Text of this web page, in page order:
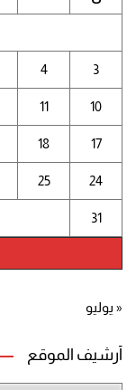
3
4
10
11
17
18
24
25
31
« يوليو
أرشيف الموقع